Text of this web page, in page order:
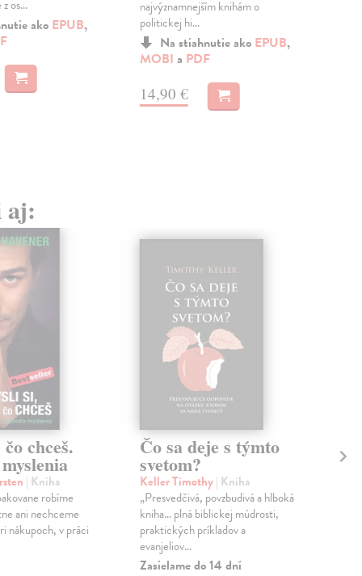
os...
ako EPUB,
najvýznamnejším knihám o
politickej hi...
Na stiahnutie ako EPUB,
MOBI a PDF
14,90 €
aj:
chceš.
| Kniha
robíme
ani nechceme
nákupoch, v práci
Čo sa deje s týmto
svetom?
Keller Timothy| Kniha
„Presvedčivá, povzbudivá a hlboká
kniha… plná biblickej múdrosti,
praktických príkladov a
evanjeliov...
Zasielame do 14 dní